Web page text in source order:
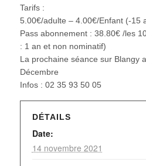
Tarifs :
5.00€/adulte – 4.00€/Enfant (-15
Pass abonnement : 38.80€ /les
: 1 an et non nominatif)
La prochaine séance sur Blangy
Décembre
Infos : 02 35 93 50 05
DÉTAILS
Date:
14 novembre 2021